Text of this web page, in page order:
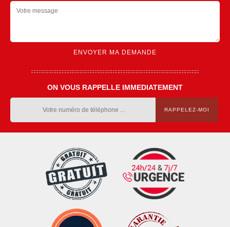
ON VOUS RAPPELLE IMMEDIATEMENT